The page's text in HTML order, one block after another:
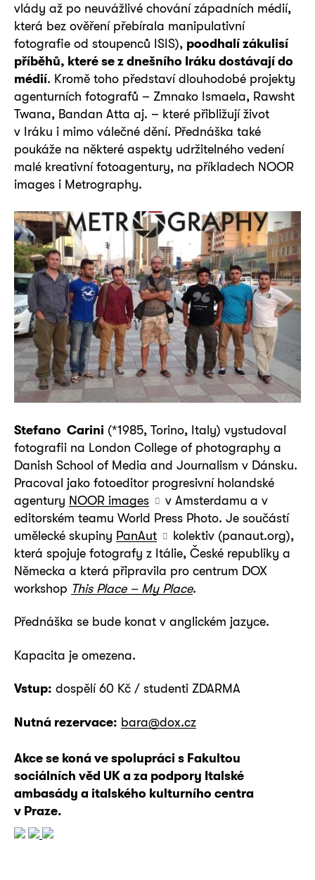
vlády až po neuvážlivé chování západních médií,
která bez ověření přebírala manipulativní
fotografie od stoupenců ISIS), poodhalí zákulisí
příběhů, které se z dnešního Iráku dostávají do
médií. Kromě toho představí dlouhodobé projekty
agenturních fotografů – Zmnako Ismaela, Rawsht
Twana, Bandan Atta aj. – které přibližují život
v Iráku i mimo válečné dění. Přednáška také
poukáže na některé aspekty udržitelného vedení
malé kreativní fotoagentury, na příkladech NOOR
images i Metrography.
Stefano Carini (*1985, Torino, Italy) vystudoval
fotografii na London College of photography a
Danish School of Media and Journalism v Dánsku.
Pracoval jako fotoeditor progresivní holandské
agentury NOOR images
v Amsterdamu a v
editorském teamu World Press Photo. Je součástí
umělecké skupiny PanAut
kolektiv (panaut.org),
která spojuje fotografy z Itálie, České republiky a
Německa a která připravila pro centrum DOX
workshop This Place – My Place.
Přednáška se bude konat v anglickém jazyce.
Kapacita je omezena.
Vstup: dospělí 60 Kč / studenti ZDARMA
Nutná rezervace: bara@dox.cz
Akce se koná ve spolupráci s Fakultou
sociálních věd UK a za podpory Italské
ambasády a italského kulturního centra
v Praze.